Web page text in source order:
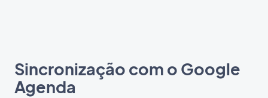
Sincronização com o Google
Agenda